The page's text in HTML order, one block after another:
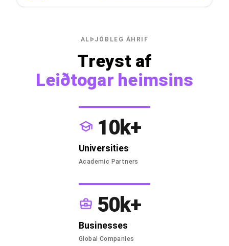
ALÞJÓÐLEG ÁHRIF
Treyst af
Leiðtogar heimsins
10k+
Universities
Academic Partners
50k+
Businesses
Global Companies